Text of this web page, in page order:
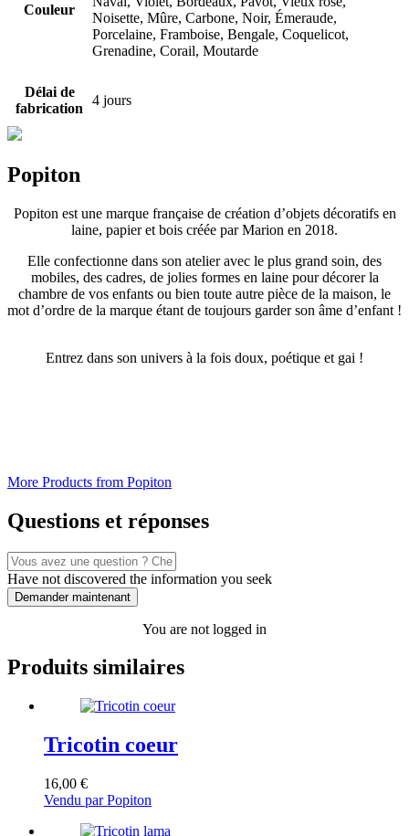
Couleur
Noisette, Mûre, Carbone, Noir, Émeraude,
Porcelaine, Framboise, Bengale, Coquelicot,
Grenadine, Corail, Moutarde
Délai de
fabrication
4 jours
Popiton
Popiton est une marque française de création d’objets décoratifs en
laine, papier et bois créée par Marion en 2018.
Elle confectionne dans son atelier avec le plus grand soin, des
mobiles, des cadres, de jolies formes en laine pour décorer la
chambre de vos enfants ou bien toute autre pièce de la maison, le
mot d’ordre de la marque étant de toujours garder son âme d’enfant !
Entrez dans son univers à la fois doux, poétique et gai !
More Products from Popiton
Questions et réponses
Have not discovered the information you seek
Demander maintenant
You are not logged in
Produits similaires
Tricotin coeur
16,00 €
Vendu par Popiton